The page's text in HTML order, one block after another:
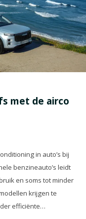
met de airco
in auto’s bij
benzineauto’s leidt
en soms tot minder
krijgen te
efficiënte